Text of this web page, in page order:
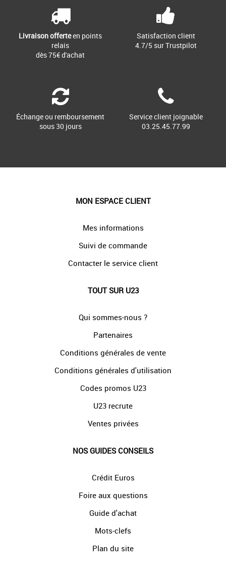
Livraison offerteen points
relais
dès 75€ d'achat
Satisfaction client
4.7/5 sur Trustpilot
Échange ou remboursement
sous 30 jours
Service client joignable
03.25.45.77.99
MON ESPACE CLIENT
Mes informations
Suivi de commande
Contacter le service client
TOUT SUR U23
Qui sommes-nous ?
Partenaires
Conditions générales de vente
Conditions générales d'utilisation
Codes promos U23
U23 recrute
Ventes privées
NOS GUIDES CONSEILS
Crédit Euros
Foire aux questions
Guide d'achat
Mots-clefs
Plan du site